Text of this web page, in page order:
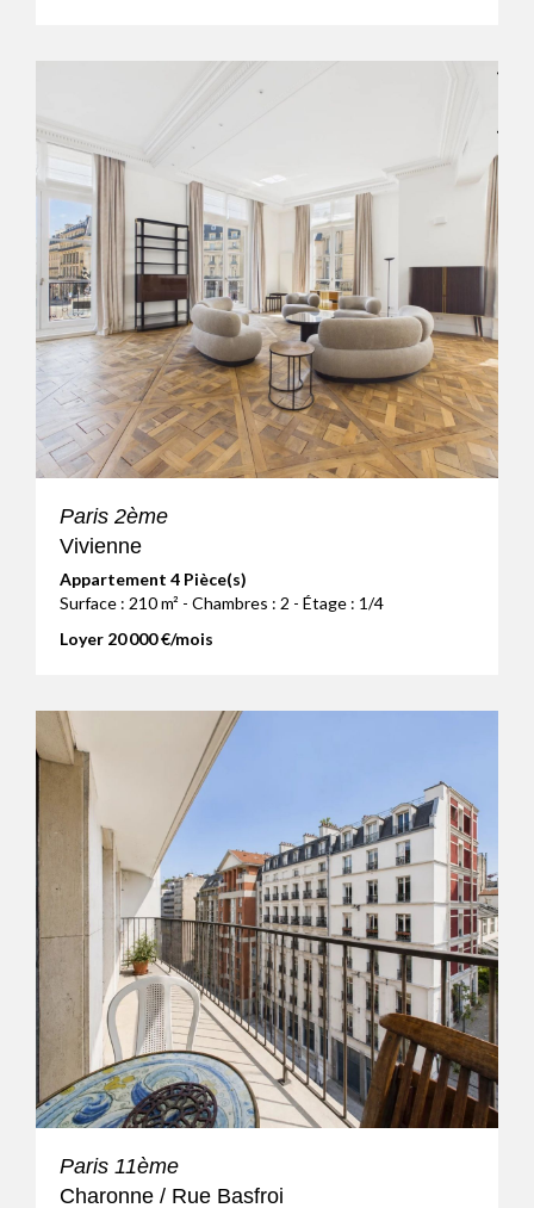
Paris 2ème
Vivienne
Appartement 4 Pièce(s)
Surface : 210 m² - Chambres : 2 - Étage : 1/4
Loyer 20 000 €/mois
Paris 11ème
Charonne / Rue Basfroi